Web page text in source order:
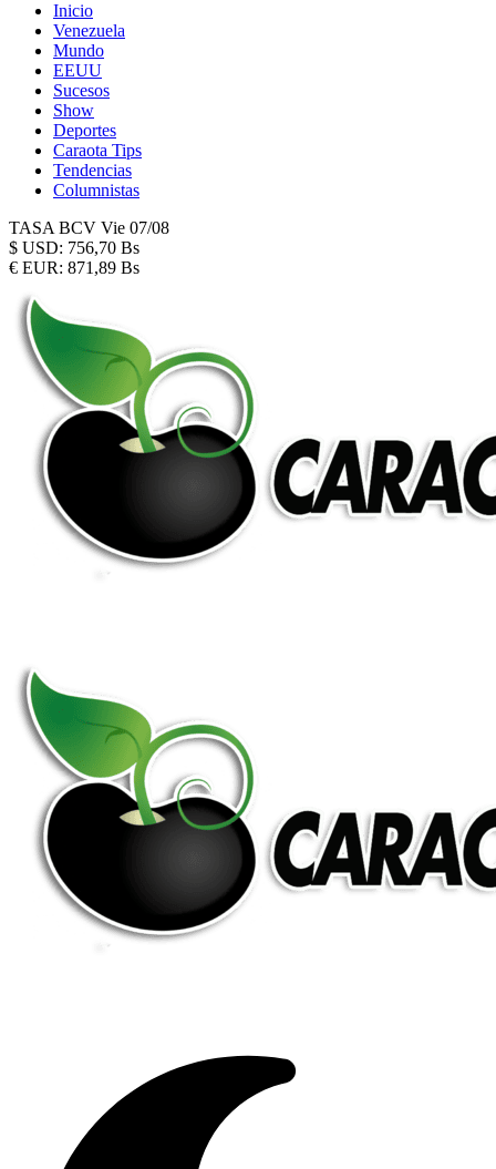
Inicio
Venezuela
Mundo
EEUU
Sucesos
Show
Deportes
Caraota Tips
Tendencias
Columnistas
TASA BCV Vie 07/08
$ USD: 756,70 Bs
€ EUR: 871,89 Bs